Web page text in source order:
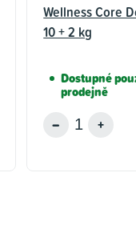
Wellness Core
10 + 2 kg
Dostupné
prodejně